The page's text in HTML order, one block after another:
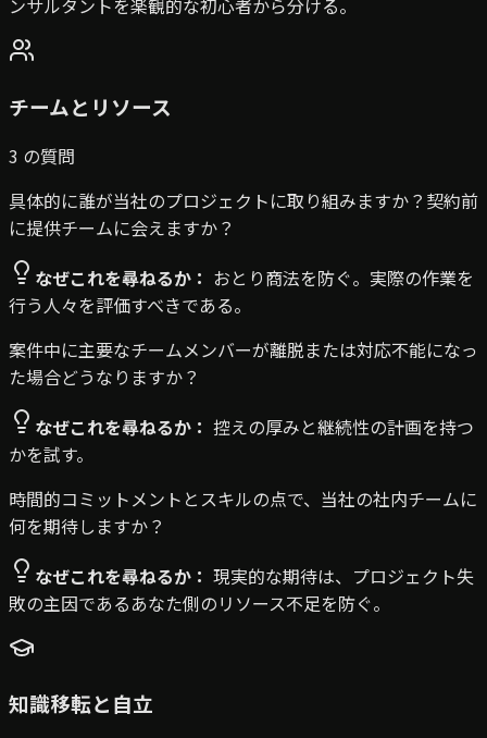
ンサルタントを楽観的な初心者から分ける。
チームとリソース
3 の質問
具体的に誰が当社のプロジェクトに取り組みますか？契約前
に提供チームに会えますか？
なぜこれを尋ねるか： おとり商法を防ぐ。実際の作業を
行う人々を評価すべきである。
案件中に主要なチームメンバーが離脱または対応不能になっ
た場合どうなりますか？
なぜこれを尋ねるか： 控えの厚みと継続性の計画を持つ
かを試す。
時間的コミットメントとスキルの点で、当社の社内チームに
何を期待しますか？
なぜこれを尋ねるか： 現実的な期待は、プロジェクト失
敗の主因であるあなた側のリソース不足を防ぐ。
知識移転と自立